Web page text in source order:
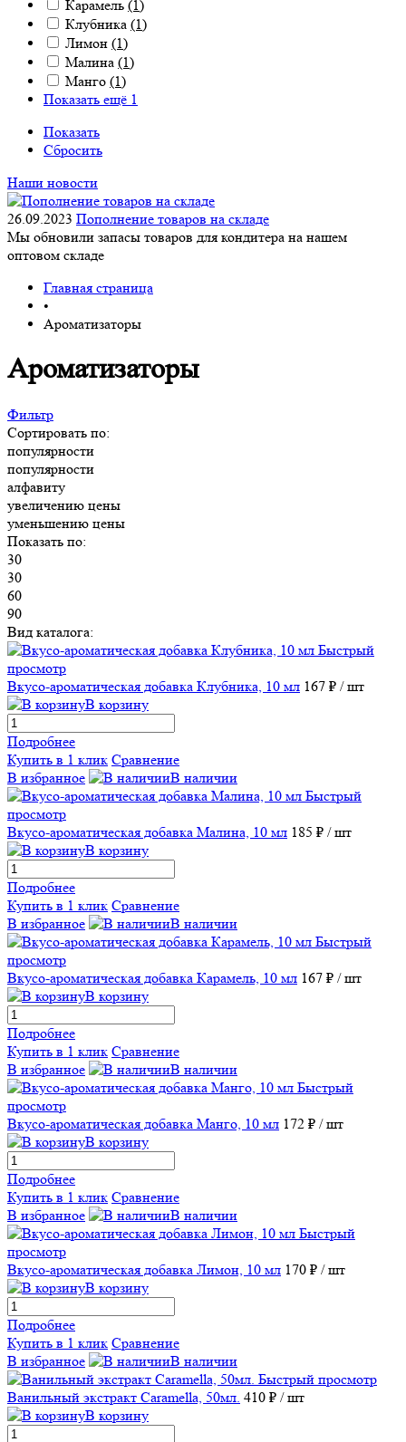
Карамель (1)
Клубника (1)
Лимон (1)
Малина (1)
Манго (1)
Показать ещё 1
Показать
Сбросить
Наши новости
26.09.2023 Пополнение товаров на складе
Мы обновили запасы товаров для кондитера на нашем
оптовом складе
Главная страница
•
Ароматизаторы
Ароматизаторы
Фильтр
Сортировать по:
популярности
популярности
алфавиту
увеличению цены
уменьшению цены
Показать по:
30
30
60
90
Вид каталога:
Быстрый
просмотр
Вкусо-ароматическая добавка Клубника, 10 мл 167 ₽ / шт
В корзину
Подробнее
Купить в 1 клик Сравнение
В избранное
В наличии
Быстрый
просмотр
Вкусо-ароматическая добавка Малина, 10 мл 185 ₽ / шт
В корзину
Подробнее
Купить в 1 клик Сравнение
В избранное
В наличии
Быстрый
просмотр
Вкусо-ароматическая добавка Карамель, 10 мл 167 ₽ / шт
В корзину
Подробнее
Купить в 1 клик Сравнение
В избранное
В наличии
Быстрый
просмотр
Вкусо-ароматическая добавка Манго, 10 мл 172 ₽ / шт
В корзину
Подробнее
Купить в 1 клик Сравнение
В избранное
В наличии
Быстрый
просмотр
Вкусо-ароматическая добавка Лимон, 10 мл 170 ₽ / шт
В корзину
Подробнее
Купить в 1 клик Сравнение
В избранное
В наличии
Быстрый просмотр
Ванильный экстракт Caramella, 50мл. 410 ₽ / шт
В корзину